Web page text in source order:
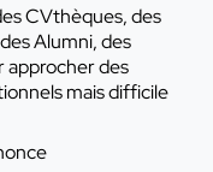
CVthèques, des
Alumni, des
approcher des
mais difficile